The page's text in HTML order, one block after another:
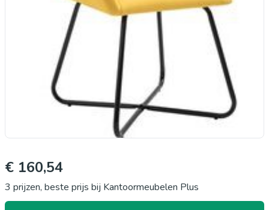
€ 160,54
3 prijzen, beste prijs bij Kantoormeubelen Plus